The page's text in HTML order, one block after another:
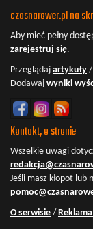
czasnarower.pl na
Aby mieć pełny
zarejestruj się.
Przeglądaj artykuły /
Dodawaj wyniki
Kontakt, o stronie
Wszelkie uwagi
Jeśli masz kłopot lub
O serwisie /